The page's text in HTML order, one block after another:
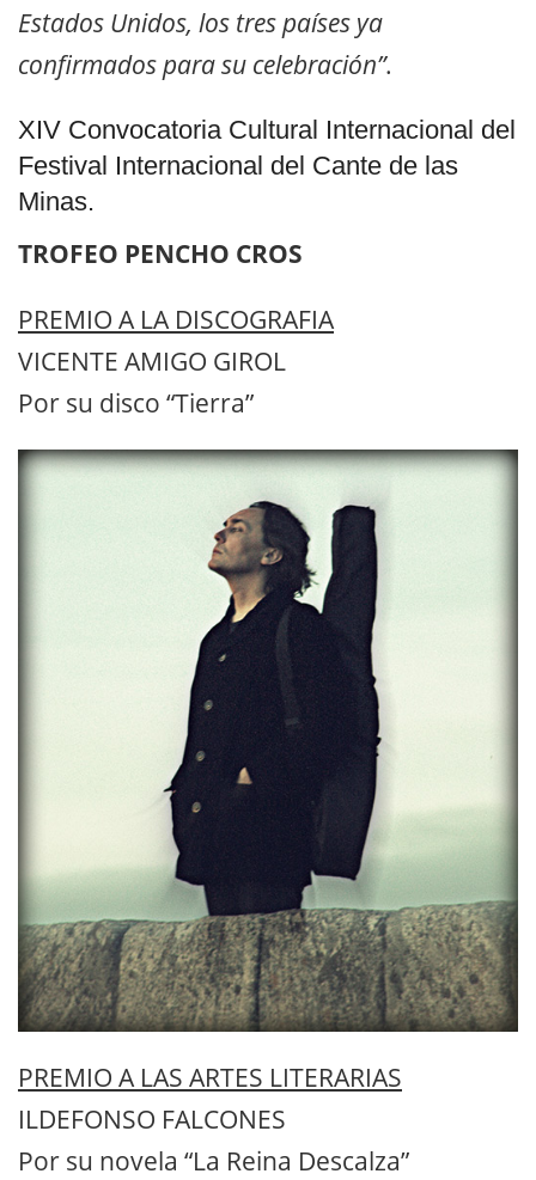
Estados Unidos, los tres países ya
confirmados para su celebración”.
XIV Convocatoria Cultural Internacional del
Festival Internacional del Cante de las
Minas.
TROFEO PENCHO CROS
PREMIO A LA DISCOGRAFIA
VICENTE AMIGO GIROL
Por su disco “Tierra”
PREMIO A LAS ARTES LITERARIAS
ILDEFONSO FALCONES
Por su novela “La Reina Descalza”